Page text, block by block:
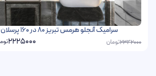
سرامیک آنجلو هرمس تبریز 80 در 160 پرسلان فول پولیش
2342000تومان 2225000تومان